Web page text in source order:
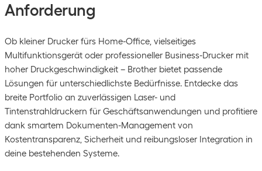
Anforderung
Ob kleiner Drucker fürs Home-Office, vielseitiges
Multifunktionsgerät oder professioneller Business-Drucker mit
hoher Druckgeschwindigkeit – Brother bietet passende
Lösungen für unterschiedlichste Bedürfnisse. Entdecke das
breite Portfolio an zuverlässigen Laser- und
Tintenstrahldruckern für Geschäftsanwendungen und profitiere
dank smartem Dokumenten-Management von
Kostentransparenz, Sicherheit und reibungsloser Integration in
deine bestehenden Systeme.